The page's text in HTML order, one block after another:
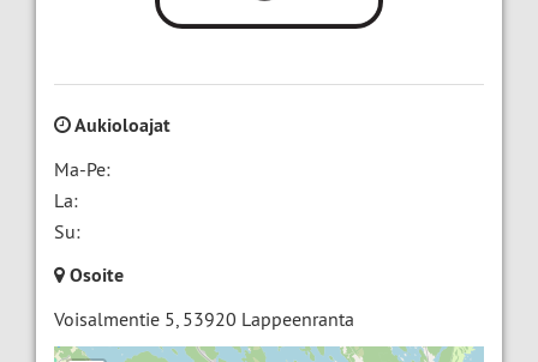
Aukioloajat
Ma-Pe:
La:
Su:
Osoite
Voisalmentie 5, 53920 Lappeenranta